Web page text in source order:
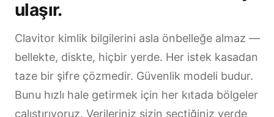
ulaşır.
Clavitor kimlik bilgilerini asla önbelleğe almaz —
bellekte, diskte, hiçbir yerde. Her istek kasadan
taze bir şifre çözmedir. Güvenlik modeli budur.
Bunu hızlı hale getirmek için her kıtada bölgeler
çalıştırıyoruz. Verileriniz sizin seçtiğiniz yerde